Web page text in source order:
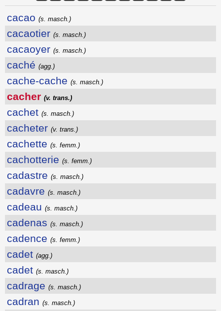
cacao (s. masch.)
cacaotier (s. masch.)
cacaoyer (s. masch.)
caché (agg.)
cache-cache (s. masch.)
cacher (v. trans.)
cachet (s. masch.)
cacheter (v. trans.)
cachette (s. femm.)
cachotterie (s. femm.)
cadastre (s. masch.)
cadavre (s. masch.)
cadeau (s. masch.)
cadenas (s. masch.)
cadence (s. femm.)
cadet (agg.)
cadet (s. masch.)
cadrage (s. masch.)
cadran (s. masch.)